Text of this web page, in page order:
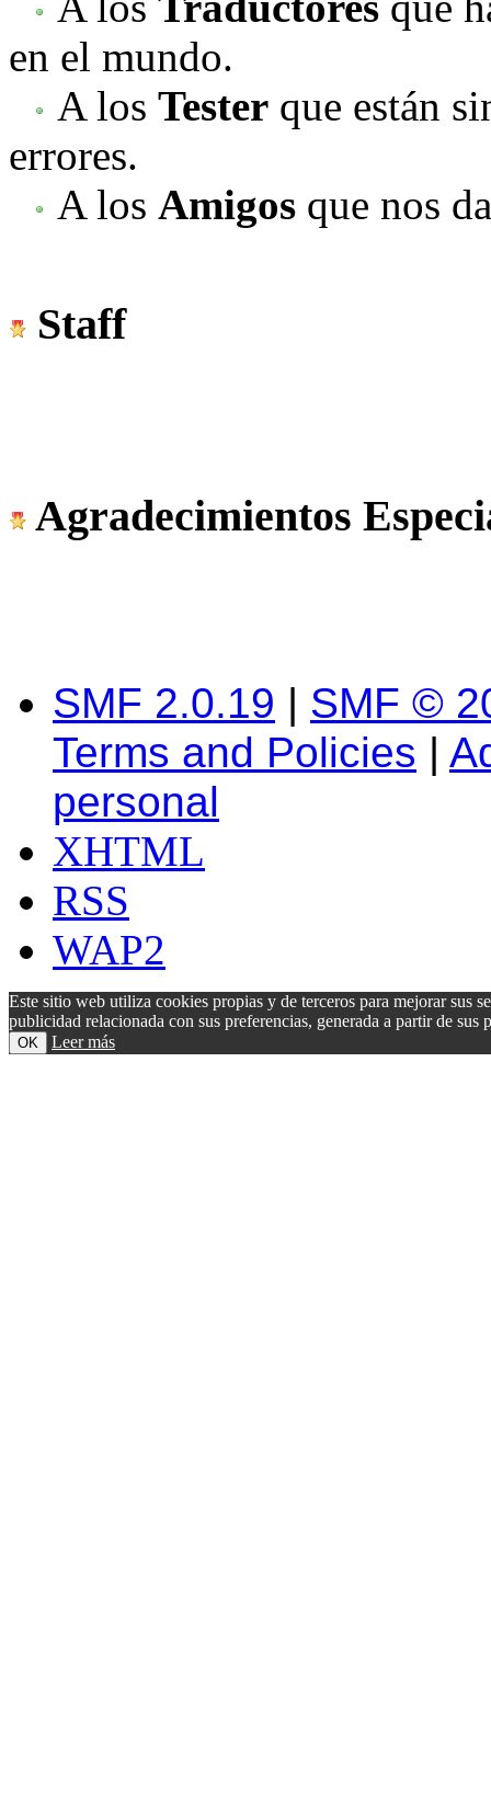
en el mundo.
A los Tester que están
errores.
A los Amigos que nos
Staff
Agradecimientos
SMF 2.0.19 | SMF ©
Terms and Policies |
personal
XHTML
RSS
WAP2
Este sitio web utiliza cookies propias y de terceros para mejorar sus
publicidad relacionada con sus preferencias, generada a partir de
OK Leer más